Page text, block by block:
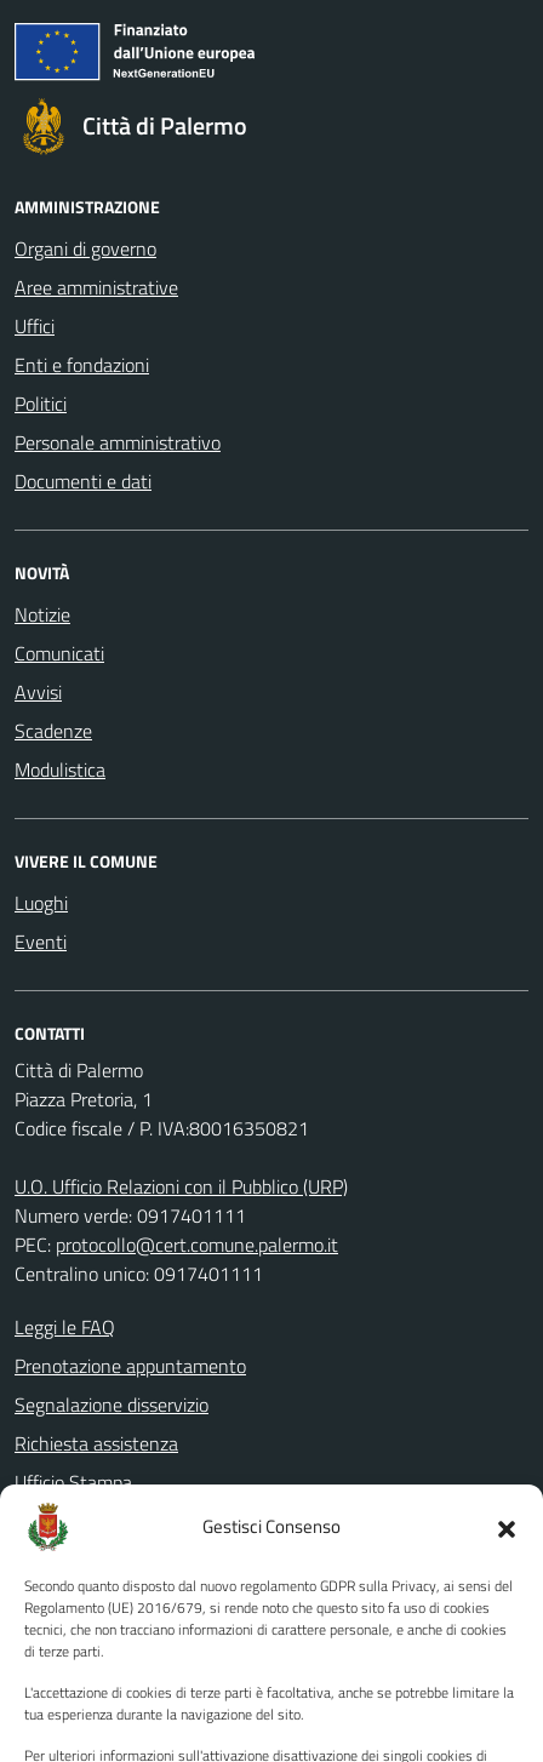
Gestisci Consenso
Secondo quanto disposto dal nuovo regolamento GDPR sulla Privacy, ai sensi del
Regolamento (UE) 2016/679, si rende noto che questo sito fa uso di cookies
tecnici, che non tracciano informazioni di carattere personale, e anche di cookies
di terze parti.
L'accettazione di cookies di terze parti è facoltativa, anche se potrebbe limitare la
tua esperienza durante la navigazione del sito.
Per ulteriori informazioni sull'attivazione disattivazione dei singoli cookies di
Città di Palermo
AMMINISTRAZIONE
Organi di governo
Aree amministrative
Uffici
Enti e fondazioni
Politici
Personale amministrativo
Documenti e dati
NOVITÀ
Notizie
Comunicati
Avvisi
Scadenze
Modulistica
VIVERE IL COMUNE
Luoghi
Eventi
CONTATTI
Città di Palermo
Piazza Pretoria, 1
Codice fiscale / P. IVA:80016350821
U.O. Ufficio Relazioni con il Pubblico (URP)
Numero verde: 0917401111
PEC: protocollo@cert.comune.palermo.it
Centralino unico: 0917401111
Leggi le FAQ
Prenotazione appuntamento
Segnalazione disservizio
Richiesta assistenza
Ufficio Stampa
Amministrazione Trasparente
Albo pretorio
Informativa privacy
Note legali
Piano di miglioramento del sito